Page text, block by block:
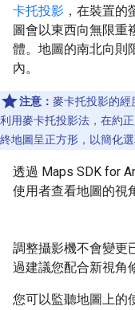
卡托投影 ，在裝置
圖會以東西向無限重
體。地圖的南北向則
內。
注意： 麥卡托投影的經
利用麥卡托投影法，在約
終地圖呈正方形，以簡化選
透過 Maps SDK for
使用者查看地圖的視
調整攝影機不會變更
過建議您配合新視角
您可以監聽地圖上的